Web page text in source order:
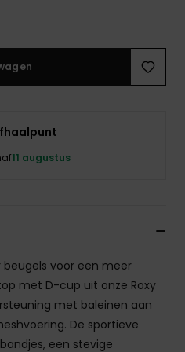
11 augustus
voor een meer
met D-cup uit onze Roxy
met baleinen aan
De sportieve
een stevige